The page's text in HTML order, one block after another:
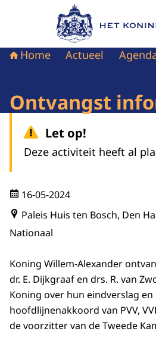
Naar de homepage
Home Actueel
Ontvangst
Let op!
Deze activiteit heeft al
16-05-2024
Paleis Huis ten Bosch, Den
Nationaal
Koning Willem-Alexander
dr. E. Dijkgraaf en drs. R. van
Koning over hun eindverslag en
hoofdlijnenakkoord van PVV,
de voorzitter van de Tweede